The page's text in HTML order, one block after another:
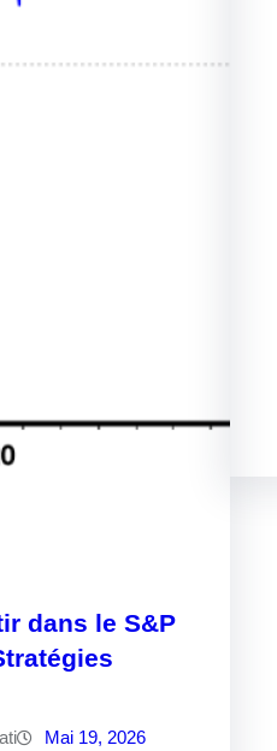
dans le S&P
Mai 19, 2026